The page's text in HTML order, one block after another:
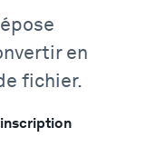
en
fichier.